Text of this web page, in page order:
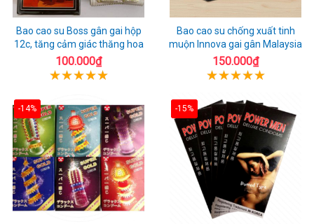
Bao cao su Boss gân gai hộp
12c, tăng cảm giác thăng hoa
100.000₫
Bao cao su chống xuất tinh
muộn Innova gai gân Malaysia
150.000₫
-14% -15%